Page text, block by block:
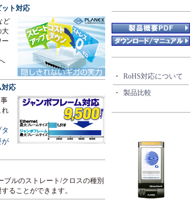
ット対応
ど
大
対応
れ
が
ルのストレート/クロスの種別
ることができます。
・
RoHS対応について
・
製品比較